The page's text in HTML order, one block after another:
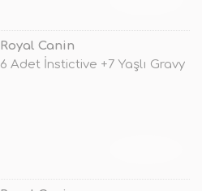
Royal Canin
6 Adet İnstictive +7 Yaşlı Gravy